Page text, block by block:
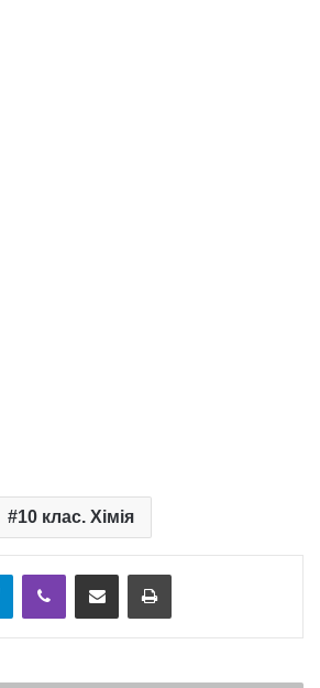
10 клас. Хімія
TelegramViber Надіслати електронною поштоюНадрукувати